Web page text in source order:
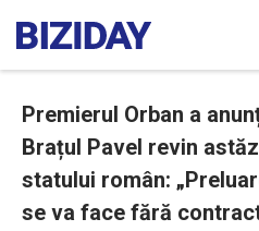
Premierul Orban a
Brațul Pavel revin
statului român:
se va face fără